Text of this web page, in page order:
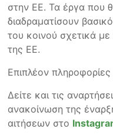
στην ΕΕ. Τα έργα που
διαδραματίσουν
του κοινού σχετικά
της ΕΕ.
Επιπλέον
Δείτε και τις
ανακοίνωση της
αιτήσεων στο